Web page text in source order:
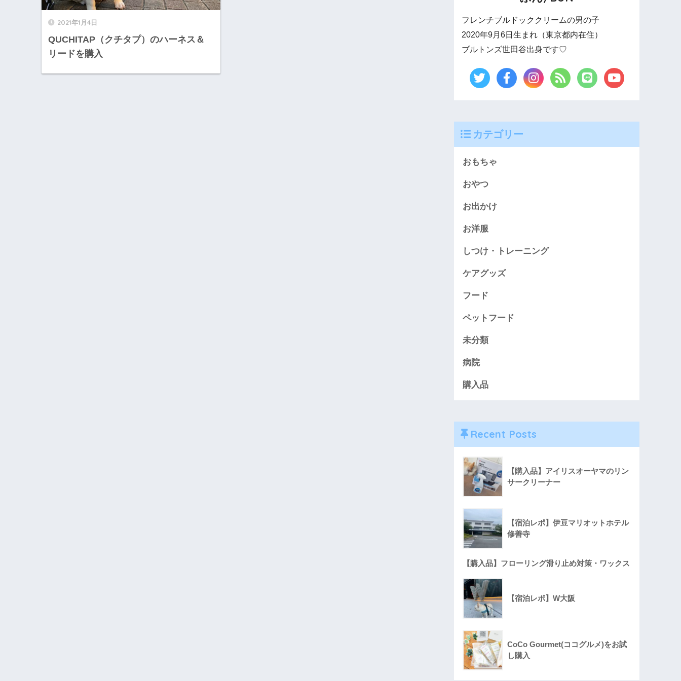
2021年1月4日
QUCHITAP（クチタプ）のハーネス＆
リードを購入
フレンチブルドッククリームの男の子
2020年9月6日生まれ（東京都内在住）
ブルトンズ世田谷出身です♡
カテゴリー
おもちゃ
おやつ
お出かけ
お洋服
しつけ・トレーニング
ケアグッズ
フード
ペットフード
未分類
病院
購入品
Recent Posts
【購入品】アイリスオーヤマのリン
サークリーナー
【宿泊レポ】伊豆マリオットホテル
修善寺
【購入品】フローリング滑り止め対策・ワックス
【宿泊レポ】W大阪
CoCo Gourmet(ココグルメ)をお試
し購入